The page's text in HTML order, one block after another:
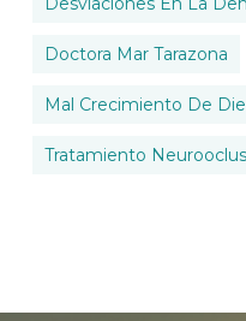
Doctora Mar Tarazona
Mal Crecimiento De
Tratamiento